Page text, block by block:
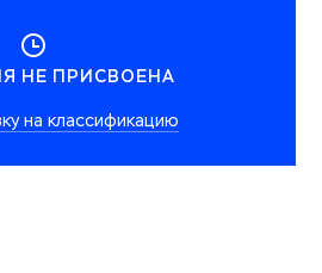
НЕ ПРИСВОЕНА
на классификацию